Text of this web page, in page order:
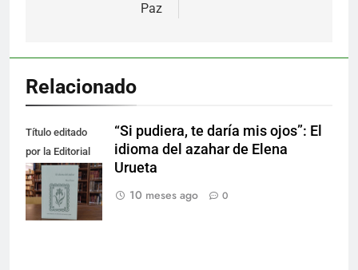
Paz
Relacionado
Título editado
por la Editorial
Universitaria de
la UANL.
“Si pudiera, te daría mis ojos”: El
idioma del azahar de Elena
Urueta
10 meses ago
0